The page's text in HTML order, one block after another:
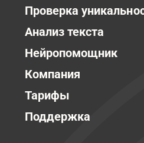
Проверка
Анализ текста
Нейропомощник
Компания
Тарифы
Поддержка